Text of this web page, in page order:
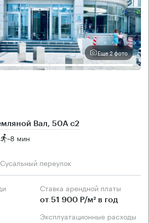
Еще 2 фото
Вал, 50А с2
~8 мин
переулок
Ставка арендной платы
от 51 900 Р/м² в год
Эксплуатационные расходы